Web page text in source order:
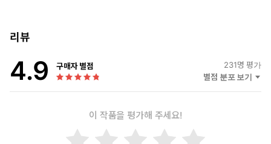
리뷰
4.9 구매자 별점 231명 평가
별점 분포 보기
이 작품을 평가해 주세요!